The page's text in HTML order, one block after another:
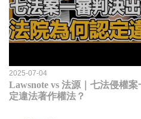
2025-07-04
Lawsnote vs 法源｜七法侵權
定違法著作權法？